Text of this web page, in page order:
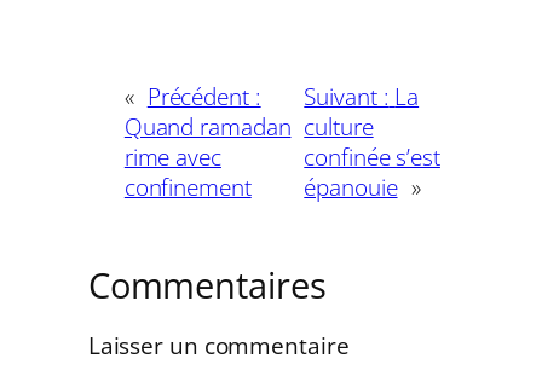
« Précédent :
Quand ramadan
rime avec
confinement
Suivant : La
culture
confinée s’est
épanouie »
Commentaires
Laisser un commentaire